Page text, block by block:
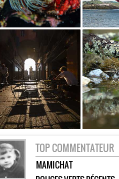
TOP COMMENTATEUR
MAMICHAT